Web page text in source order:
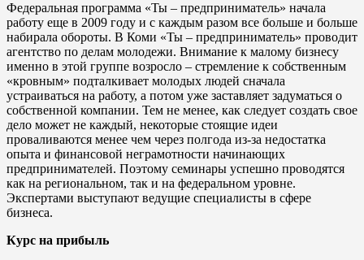
Федеральная программа «Ты – предприниматель» начала
работу еще в 2009 году и с каждым разом все больше и больше
набирала обороты. В Коми «Ты – предприниматель» проводит
агентство по делам молодежи. Внимание к малому бизнесу
именно в этой группе возросло – стремление к собственным
«кровным» подталкивает молодых людей сначала
устраиваться на работу, а потом уже заставляет задуматься о
собственной компании. Тем не менее, как следует создать свое
дело может не каждый, некоторые стоящие идеи
проваливаются менее чем через полгода из-за недостатка
опыта и финансовой неграмотности начинающих
предпринимателей. Поэтому семинары успешно проводятся
как на региональном, так и на федеральном уровне.
Экспертами выступают ведущие специалисты в сфере
бизнеса.
Курс на прибыль